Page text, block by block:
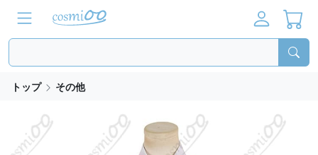
トップ その他